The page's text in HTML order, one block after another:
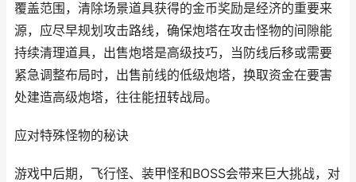
覆盖范围，清除场景道具获得的金币奖励是经济的重要来
源，应尽早规划攻击路线，确保炮塔在攻击怪物的间隙能
持续清理道具，出售炮塔是高级技巧，当防线后移或需要
紧急调整布局时，出售前线的低级炮塔，换取资金在要害
处建造高级炮塔，往往能扭转战局。
应对特殊怪物的秘诀
游戏中后期，飞行怪、装甲怪和BOSS会带来巨大挑战，对